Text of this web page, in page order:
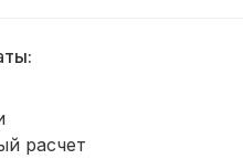
расчет